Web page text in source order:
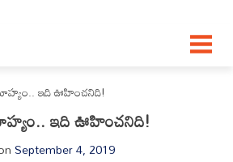
ఇది ఊహించ‌నిది!
ఇది ఊహించ‌నిది!
September 4, 2019